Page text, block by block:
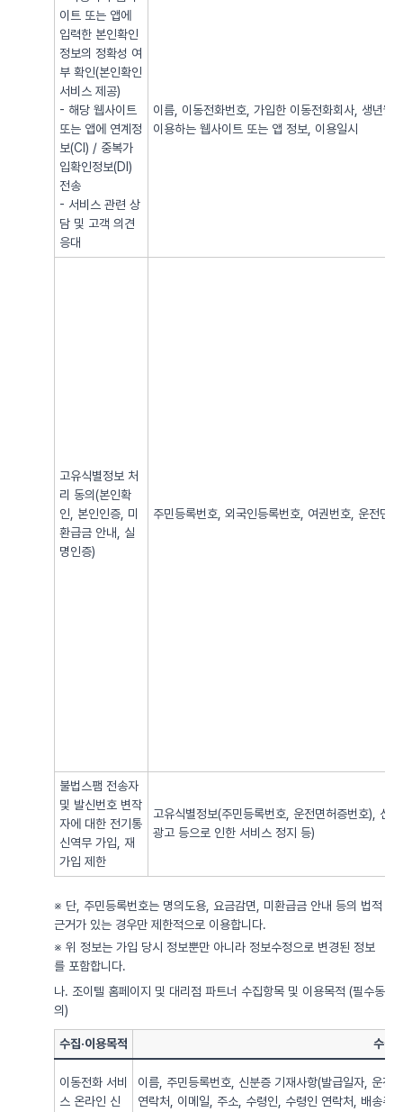
이트 또는 앱에
입력한 본인확인
정보의 정확성 여
부 확인(본인확인
서비스 제공)
- 해당 웹사이트
또는 앱에 연계정
보(CI) / 중복가
입확인정보(DI)
전송
- 서비스 관련 상
담 및 고객 의견
응대
이름, 이동전화번호, 가입한 이동전화회사, 생년
이용하는 웹사이트 또는 앱 정보, 이용일시
고유식별정보 처
리 동의(본인확
인, 본인인증, 미
환급금 안내, 실
명인증)
주민등록번호, 외국인등록번호, 여권번호, 운전면
불법스팸 전송자
및 발신번호 변작
자에 대한 전기통
신역무 가입, 재
가입 제한
고유식별정보(주민등록번호, 운전면허증번호), 신
광고 등으로 인한 서비스 정지 등)
※ 단, 주민등록번호는 명의도용, 요금감면, 미환급금 안내 등의 법적
근거가 있는 경우만 제한적으로 이용합니다.
※ 위 정보는 가입 당시 정보뿐만 아니라 정보수정으로 변경된 정보
를 포함합니다.
나. 조이텔 홈페이지 및 대리점 파트너 수집항목 및 이용목적 (필수동
의)
수집·이용목적 수집·
이동전화 서비
스 온라인 신
이름, 주민등록번호, 신분증 기재사항(발급일자, 운전
연락처, 이메일, 주소, 수령인, 수령인 연락처, 배송주